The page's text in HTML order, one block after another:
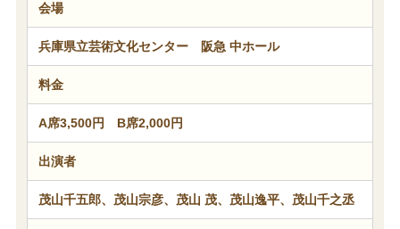
会場
兵庫県立芸術文化センター 阪急 中ホール
料金
A席3,500円 B席2,000円
出演者
茂山千五郎、茂山宗彦、茂山 茂、茂山逸平、茂山千之丞